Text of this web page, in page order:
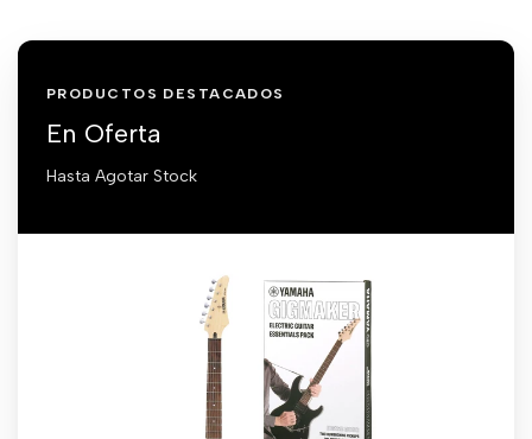
PRODUCTOS DESTACADOS
En Oferta
Hasta Agotar Stock